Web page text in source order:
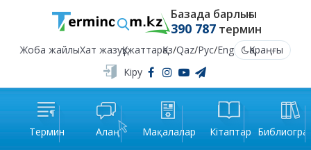
Базада барлығы
390 787термин
Жоба жайлыХат жазуҚұжаттарҚаз/Qaz/Рус/Eng
Қараңғы
Кіру
Термин Алаң Мақалалар Кітаптар